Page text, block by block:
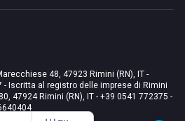
48, 47923 Rimini (RN), IT -
- Iscritta al registro delle imprese di Rimini
47924 Rimini (RN), IT - +39 0541 772375 -